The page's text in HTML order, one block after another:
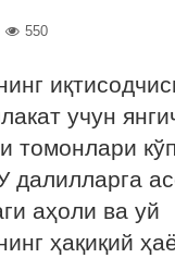
550
учун
томонлари
далилларга
аҳоли ва уй
ҳақиқий